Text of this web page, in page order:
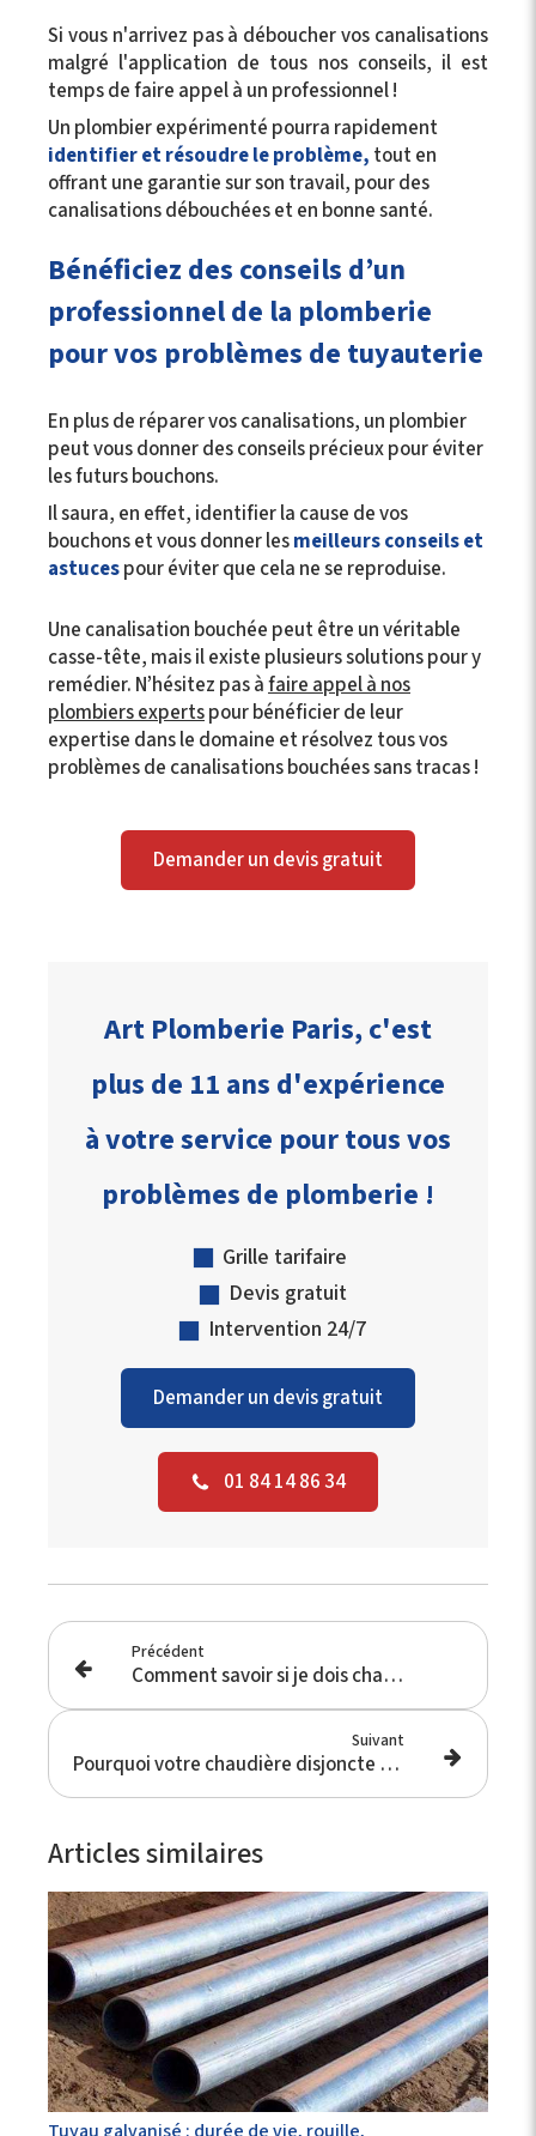
Si vous n'arrivez pas à déboucher vos canalisations
malgré l'application de tous nos conseils, il est
temps de faire appel à un professionnel !
Un plombier expérimenté pourra rapidement
identifier et résoudre le problème, tout en
offrant une garantie sur son travail, pour des
canalisations débouchées et en bonne santé.
Bénéficiez des conseils d’un
professionnel de la plomberie
pour vos problèmes de tuyauterie
En plus de réparer vos canalisations, un plombier
peut vous donner des conseils précieux pour éviter
les futurs bouchons.
Il saura, en effet, identifier la cause de vos
bouchons et vous donner lesmeilleurs conseils et
astucespour éviter que cela ne se reproduise.
Une canalisation bouchée peut être un véritable
casse-tête, mais il existe plusieurs solutions pour y
remédier. N’hésitez pas àfaire appel à nos
plombiers expertspour bénéficier de leur
expertise dans le domaine et résolvez tous vos
problèmes de canalisations bouchées sans tracas !
Demander un devis gratuit
Art Plomberie Paris, c'est
plus de 11 ans d'expérience
à votre service pour tous vos
problèmes de plomberie !
Grille tarifaire
Devis gratuit
Intervention 24/7
Demander un devis gratuit
01 84 14 86 34
Précédent
Comment savoir si je dois changer une canalisation ?
Suivant
Pourquoi votre chaudière disjoncte ? Causes et solutions efficaces
Articles similaires